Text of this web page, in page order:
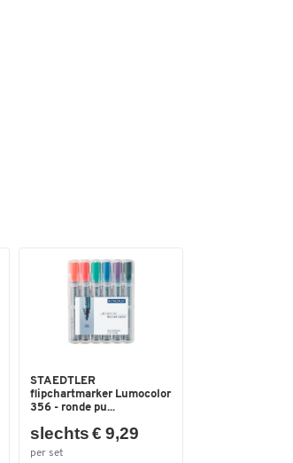
STAEDTLER
flipchartmarker Lumocolor
356 - ronde pu...
slechts € 9,29
per set